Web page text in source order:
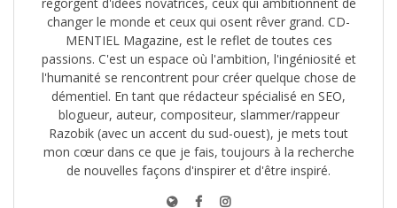
regorgent d'idées novatrices, ceux qui ambitionnent de
changer le monde et ceux qui osent rêver grand. CD-
MENTIEL Magazine, est le reflet de toutes ces
passions. C'est un espace où l'ambition, l'ingéniosité et
l'humanité se rencontrent pour créer quelque chose de
démentiel. En tant que rédacteur spécialisé en SEO,
blogueur, auteur, compositeur, slammer/rappeur
Razobik (avec un accent du sud-ouest), je mets tout
mon cœur dans ce que je fais, toujours à la recherche
de nouvelles façons d'inspirer et d'être inspiré.